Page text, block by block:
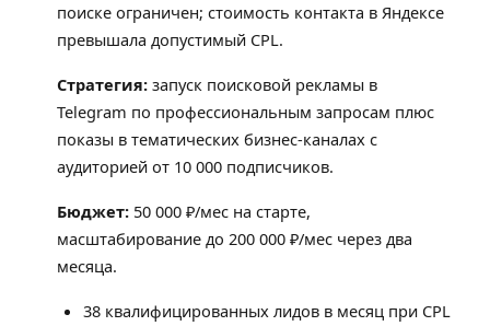
поиске ограничен; стоимость контакта в Яндексе
превышала допустимый CPL.
Стратегия: запуск поисковой рекламы в
Telegram по профессиональным запросам плюс
показы в тематических бизнес-каналах с
аудиторией от 10 000 подписчиков.
Бюджет: 50 000 ₽/мес на старте,
масштабирование до 200 000 ₽/мес через два
месяца.
38 квалифицированных лидов в месяц при CPL